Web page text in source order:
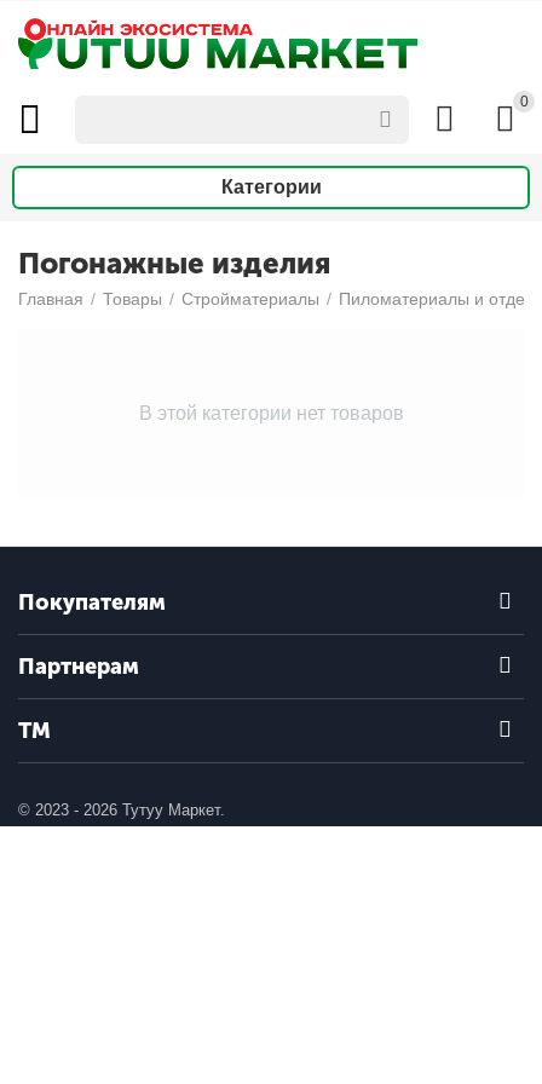
0
Категории
Погонажные изделия
Главная / Товары / Стройматериалы / Пиломатериалы и
В этой категории нет товаров
Покупателям
Партнерам
ТМ
© 2023 - 2026 Тутуу Маркет.